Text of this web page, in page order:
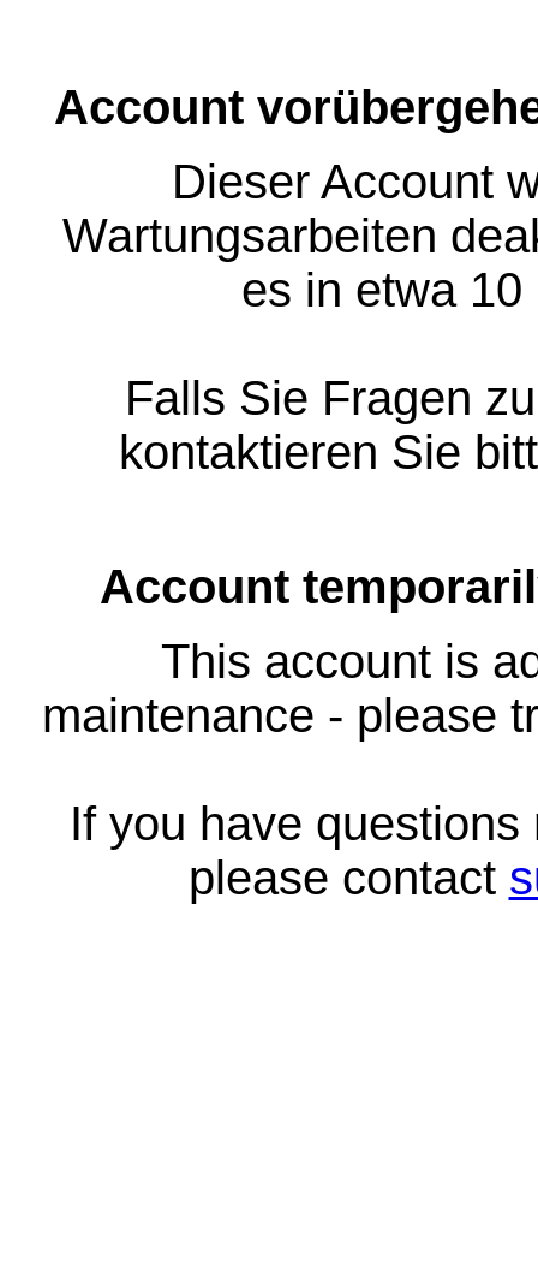
Account
Dieser Account
Wartungsarbeiten
es in etwa
Falls Sie Fragen
kontaktieren Sie
Account
This account is
maintenance - please
If you have
please contact